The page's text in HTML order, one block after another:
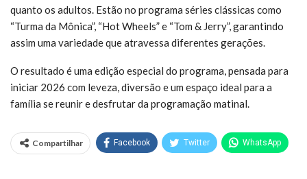
quanto os adultos. Estão no programa séries clássicas como
“Turma da Mônica”, “Hot Wheels” e “Tom & Jerry”, garantindo
assim uma variedade que atravessa diferentes gerações.
O resultado é uma edição especial do programa, pensada para
iniciar 2026 com leveza, diversão e um espaço ideal para a
família se reunir e desfrutar da programação matinal.
Compartilhar Facebook Twitter WhatsApp